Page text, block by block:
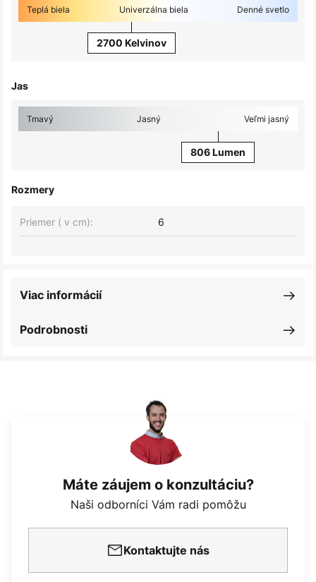
Teplá biela Univerzálna biela Denné svetlo
2700 Kelvinov
Jas
Tmavý Jasný Veľmi jasný
806 Lumen
Rozmery
Priemer ( v cm): 6
Podrobnosti
Viac informácií
Máte záujem o konzultáciu?
Naši odborníci Vám radi pomôžu
Kontaktujte nás